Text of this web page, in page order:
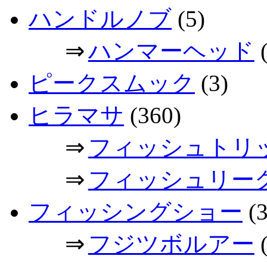
ハンドルノブ (5)
⇒ハンマーヘッド
ピークスムック (3)
ヒラマサ (360)
⇒ フィッシュトリ
⇒ フィッシュリー
フィッシングショー
⇒ フジツボルアー